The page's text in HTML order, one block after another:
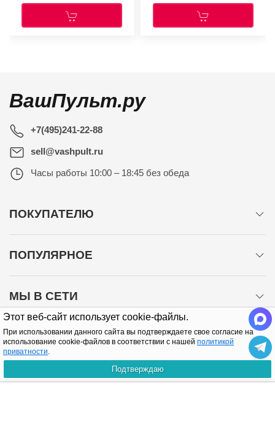
Этот веб-сайт использует cookie-файлы.
При использовании данного сайта вы подтверждаете свое согласие на
использование cookie-файлов в соответствии с нашей политикой
приватности.
Подтверждаю
ВашПульт.ру
+7(495)241-22-88
sell@vashpult.ru
Часы работы 10:00 – 18:45 без обеда
ПОКУПАТЕЛЮ
ПОПУЛЯРНОЕ
МЫ В СЕТИ